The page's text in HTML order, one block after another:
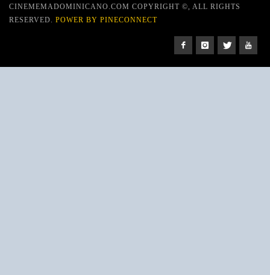
CINEMEMADOMINICANO.COM COPYRIGHT ©, ALL RIGHTS
RESERVED. POWER BY PINECONNECT